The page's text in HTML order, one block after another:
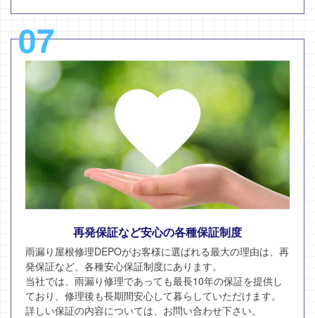
07
再発保証など安心の各種保証制度
雨漏り屋根修理DEPOがお客様に選ばれる最大の理由は、再
発保証など、各種安心保証制度にあります。
当社では、雨漏り修理であっても最長10年の保証を提供し
ており、修理後も長期間安心して暮らしていただけます。
詳しい保証の内容については、お問い合わせ下さい。